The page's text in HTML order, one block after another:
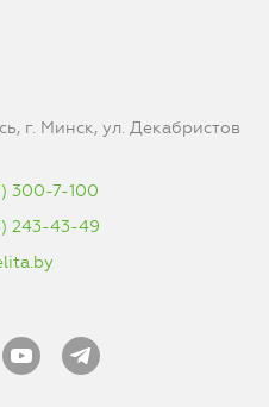
г. Минск, ул. Декабристов
300-7-100
243-43-49